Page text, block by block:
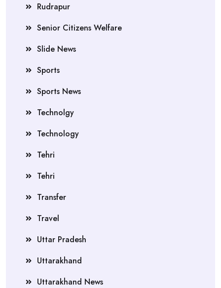
Rudrapur
Senior Citizens Welfare
Slide News
Sports
Sports News
Technolgy
Technology
Tehri
Tehri
Transfer
Travel
Uttar Pradesh
Uttarakhand
Uttarakhand News